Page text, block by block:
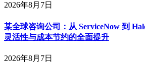
2026年8月7日
某全球咨询公司：从 ServiceNow 到
灵活性与成本节约的全面提升
2026年8月7日